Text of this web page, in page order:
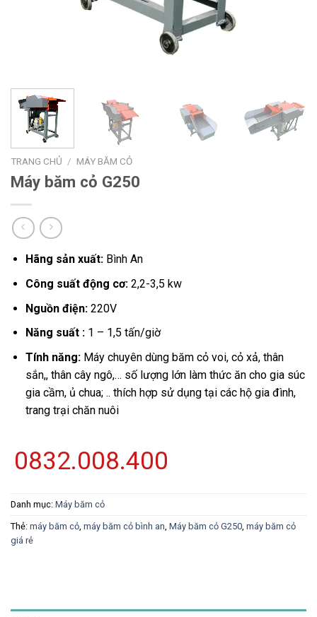
TRANG CHỦ / MÁY BĂM CỎ
Máy băm cỏ G250
Hãng sản xuất: Bình An
Công suất động cơ: 2,2-3,5 kw
Nguồn điện: 220V
Năng suất : 1 – 1,5 tấn/giờ
Tính năng: Máy chuyên dùng băm cỏ voi, cỏ xả, thân
sắn,, thân cây ngô,… số lượng lớn làm thức ăn cho gia súc
gia cầm, ủ chua; .. thích hợp sử dụng tại các hộ gia đình,
trang trại chăn nuôi
0832.008.400
Danh mục: Máy băm cỏ
Thẻ: máy băm cỏ máy băm cỏ bình an Máy băm cỏ G250 máy băm cỏ
giá rẻ